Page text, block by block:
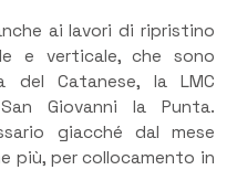
ai lavori di ripristino
e verticale, che sono
del Catanese, la LMC
Giovanni la Punta.
giacché dal mese
più, per collocamento in